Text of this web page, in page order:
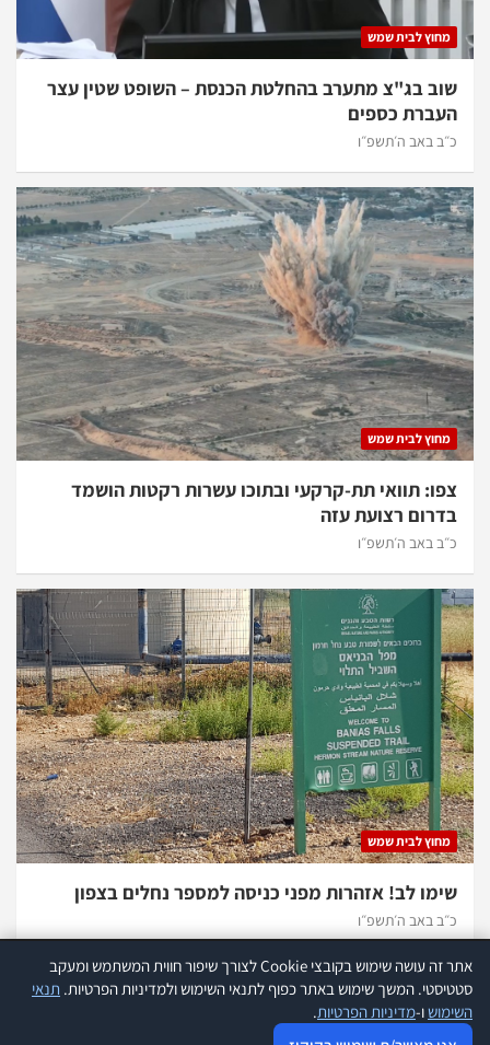
מחוץ לבית שמש
שוב בג"צ מתערב בהחלטת הכנסת – השופט שטין עצר
העברת כספים
כ״ב באב ה׳תשפ״ו
מחוץ לבית שמש
צפו: תוואי תת-קרקעי ובתוכו עשרות רקטות הושמד
בדרום רצועת עזה
כ״ב באב ה׳תשפ״ו
מחוץ לבית שמש
שימו לב! אזהרות מפני כניסה למספר נחלים בצפון
כ״ב באב ה׳תשפ״ו
כל הזכויות שמורות להנהלת אתר 418 |
אתר זה עושה שימוש בקובצי Cookie לצורך שיפור חווית המשתמש ומעקב
סטטיסטי. המשך שימוש באתר כפוף לתנאי השימוש ולמדיניות הפרטיות. תנאי
השימושו-מדיניות הפרטיות.
אתר זה עושה שימוש בקוקיז לצורך שיפור חווית המשתמש ומעקב סטטיסטי.
עוד